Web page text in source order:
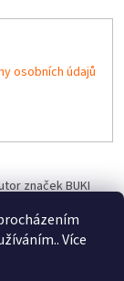
Více
osobních údajů
značek BUKI